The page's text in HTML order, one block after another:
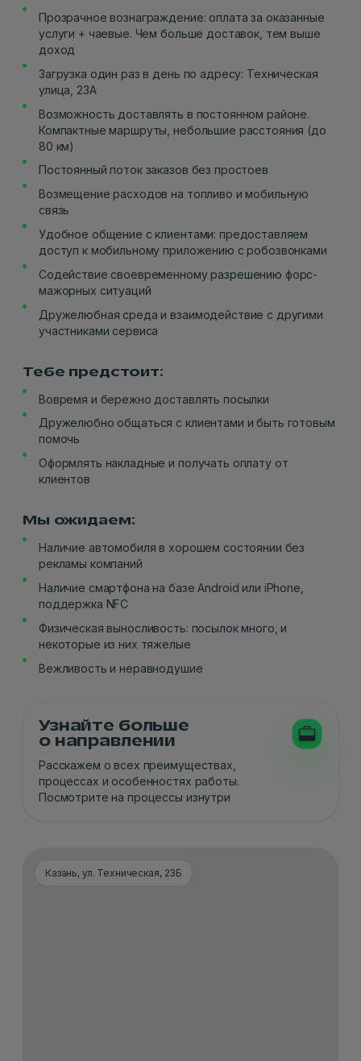
Прозрачное вознаграждение: оплата за оказанные
услуги + чаевые. Чем больше доставок, тем выше
доход
Загрузка один раз в день по адресу: Техническая
улица, 23А
Возможность доставлять в постоянном районе.
Компактные маршруты, небольшие расстояния (до
80 км)
Постоянный поток заказов без простоев
Возмещение расходов на топливо и мобильную
связь
Удобное общение с клиентами: предоставляем
доступ к мобильному приложению с робозвонками
Содействие своевременному разрешению форс-
мажорных ситуаций
Дружелюбная среда и взаимодействие с другими
участниками сервиса
Тебе предстоит:
Вовремя и бережно доставлять посылки
Дружелюбно общаться с клиентами и быть готовым
помочь
Оформлять накладные и получать оплату от
клиентов
Мы ожидаем:
Наличие автомобиля в хорошем состоянии без
рекламы компаний
Наличие смартфона на базе Android или iPhone,
поддержка NFC
Физическая выносливость: посылок много, и
некоторые из них тяжелые
Вежливость и неравнодушие
Узнайте больше
о направлении
Расскажем о всех преимуществах,
процессах и особенностях работы.
Посмотрите на процессы изнутри
Казань, ул. Техническая, 23Б